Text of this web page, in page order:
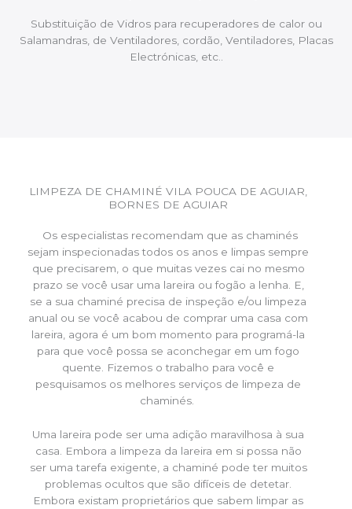
Substituição de Vidros para recuperadores de calor ou
Salamandras, de Ventiladores, cordão, Ventiladores, Placas
Electrónicas, etc..
LIMPEZA DE CHAMINÉ VILA POUCA DE AGUIAR,
BORNES DE AGUIAR
Os especialistas recomendam que as chaminés
sejam inspecionadas todos os anos e limpas sempre
que precisarem, o que muitas vezes cai no mesmo
prazo se você usar uma lareira ou fogão a lenha. E,
se a sua chaminé precisa de inspeção e/ou limpeza
anual ou se você acabou de comprar uma casa com
lareira, agora é um bom momento para programá-la
para que você possa se aconchegar em um fogo
quente. Fizemos o trabalho para você e
pesquisamos os melhores serviços de limpeza de
chaminés.
Uma lareira pode ser uma adição maravilhosa à sua
casa. Embora a limpeza da lareira em si possa não
ser uma tarefa exigente, a chaminé pode ter muitos
problemas ocultos que são difíceis de detetar.
Embora existam proprietários que sabem limpar as